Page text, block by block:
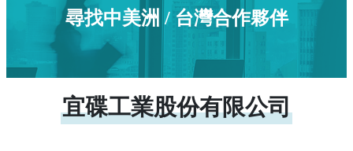
尋找中美洲 / 台灣合作夥伴
宜碟工業股份有限公司